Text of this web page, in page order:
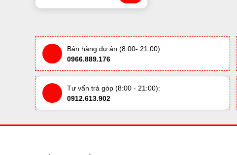
Bán hàng dự án (8:00- 21:00)
0966.889.176
Tư vấn trả góp (8:00 - 21:00):
0912.613.902